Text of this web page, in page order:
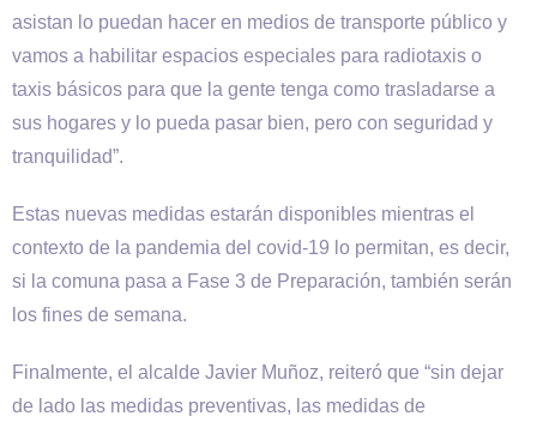
asistan lo puedan hacer en medios de transporte público y
vamos a habilitar espacios especiales para radiotaxis o
taxis básicos para que la gente tenga como trasladarse a
sus hogares y lo pueda pasar bien, pero con seguridad y
tranquilidad”.
Estas nuevas medidas estarán disponibles mientras el
contexto de la pandemia del covid-19 lo permitan, es decir,
si la comuna pasa a Fase 3 de Preparación, también serán
los fines de semana.
Finalmente, el alcalde Javier Muñoz, reiteró que “sin dejar
de lado las medidas preventivas, las medidas de